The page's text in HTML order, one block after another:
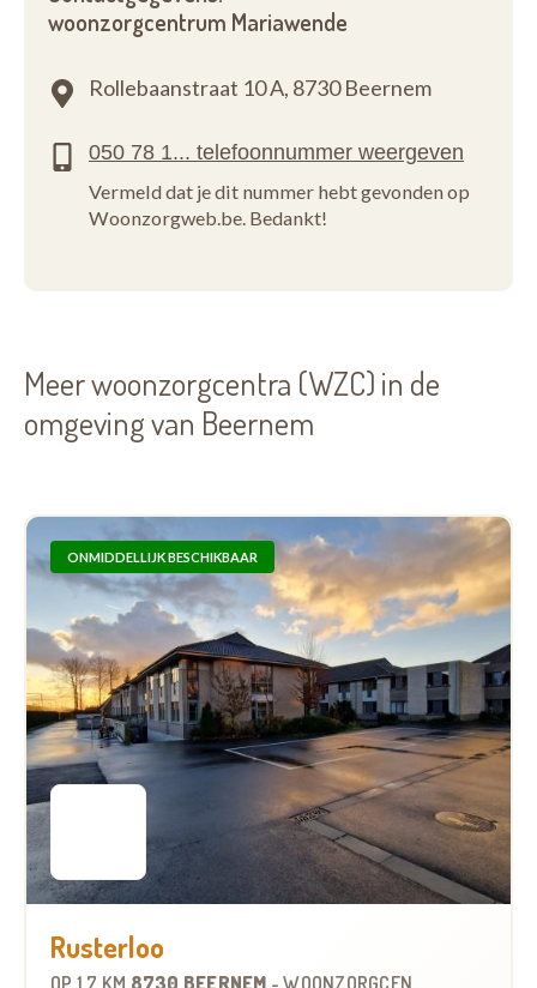
woonzorgcentrum Mariawende
Rollebaanstraat 10 A, 8730 Beernem
Vermeld dat je dit nummer hebt gevonden op
Woonzorgweb.be. Bedankt!
Meer woonzorgcentra (WZC) in de
omgeving van Beernem
ONMIDDELLIJK BESCHIKBAAR
Rusterloo